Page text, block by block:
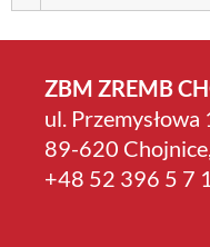
ZBM ZREMB
ul. Przemysłowa
89-620
+4­8 52 396 5 7